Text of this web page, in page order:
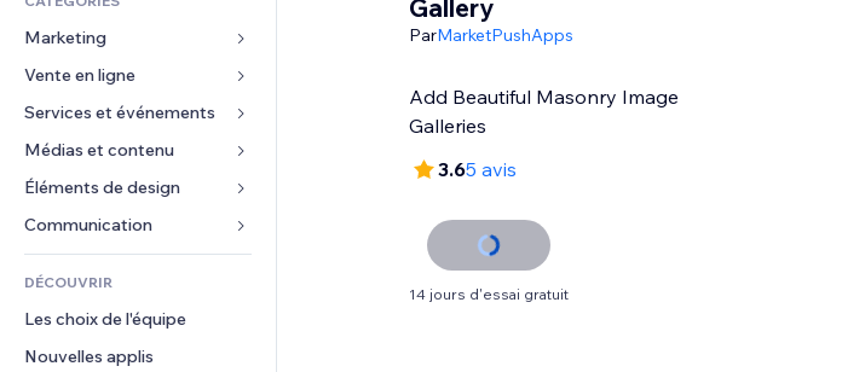
Marketing
Publicités
Mobile
Données analytiques
Réseaux sociaux
Classement de sites
E-mail
Vente en ligne
Applis pour les boutiques
Expédition et livraison
Boutons Vente
Comptabilité
Coupons et fidélisation
Solutions d'entreposage
Services et événements
Hôtels
Événements
Restaurants
Immobilier
Réservations
Médias et contenu
Galerie
Musique
Podcasts
Photographie
Vidéo
PDF
Éléments de design
Cartes et navigation
Confidentialité
Horloge
Modèles de pages
Effets sur images
Formulaires
Sondages
Chat
DÉCOUVRIR
Les choix de l'équipe
Nouvelles applis
Gallery
ParMarketPushApps
Add Beautiful Masonry Image
Galleries
3.65 avis
14 jours d'essai gratuit